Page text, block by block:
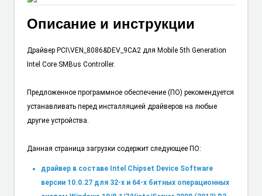
Описание и инструкции
Драйвер PCI\VEN_8086&DEV_9CA2 для Mobile 5th Generation
Intel Core SMBus Controller.
Предложенное программное обеспечение (ПО) рекомендуется
устанавливать перед инсталляцией драйверов на любые
другие устройства.
Данная страница загрузки содержит следующее ПО:
драйвер в составе Intel Chipset Device Software
версии 10.0.27 для 32-х и 64-х битных операционных